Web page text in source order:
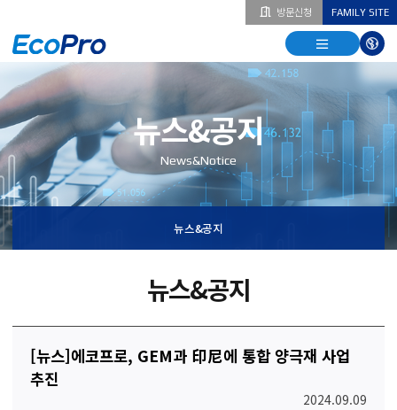
방문신청 FAMILY SITE
열기
열기
다국어
열기
뉴스&공지
News&Notice
뉴스&공지
뉴스&공지
[뉴스]에코프로, GEM과 印尼에 통합 양극재 사업
추진
2024.09.09